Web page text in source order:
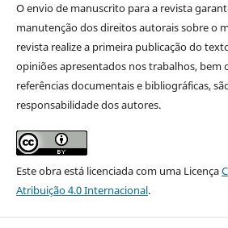
O envio de manuscrito para a revista
manutenção dos direitos autorais sobre o
revista realize a primeira publicação do
opiniões apresentados nos trabalhos, bem
referências documentais e bibliográficas,
responsabilidade dos autores.
Este obra está licenciada com uma Licença
Atribuição 4.0 Internacional.